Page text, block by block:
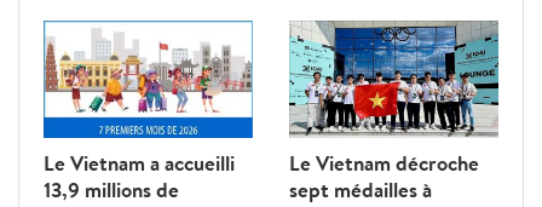
Le Vietnam a accueilli
13,9 millions de
Le Vietnam décroche
sept médailles à